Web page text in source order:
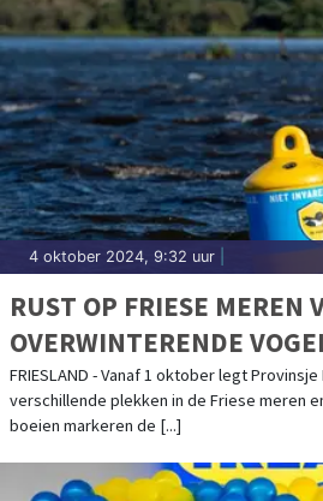
4 oktober 2024, 9:32 uur
RUST OP FRIESE MEREN
OVERWINTERENDE
FRIESLAND - Vanaf 1 oktober legt
verschillende plekken in de Friese meren
boeien markeren de [...]